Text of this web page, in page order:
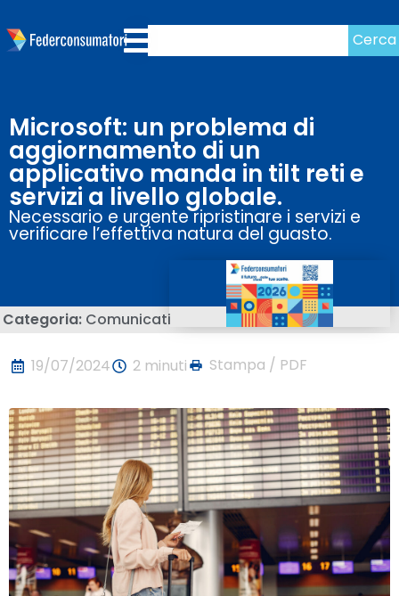
Cerca
Microsoft: un problema di
aggiornamento di un
applicativo manda in tilt reti e
servizi a livello globale.
Necessario e urgente ripristinare i servizi e
verificare l’effettiva natura del guasto.
Categoria: Comunicati
19/07/2024 2 minuti Stampa / PDF